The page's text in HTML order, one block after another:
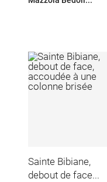
Sainte Bibiane,
debout de face...